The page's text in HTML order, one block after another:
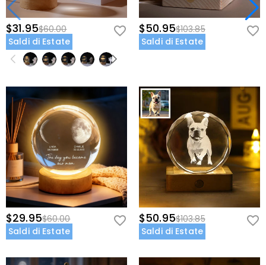
$31.95$60.00
Saldi di Estate
$50.95$103.85
Saldi di Estate
$29.95$60.00
Saldi di Estate
$50.95$103.85
Saldi di Estate